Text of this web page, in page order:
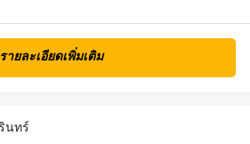
รายละเอียดเพิ่มเติม